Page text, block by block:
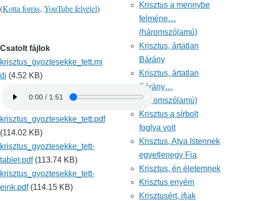
(Kotta forrás, YouTube felvétel)
Csatolt fájlok
krisztus_gyoztesekke_tett.mi
di (4.52 KB)
krisztus_gyoztesekke_tett.pdf
(114.02 KB)
krisztus_gyoztesekke_tett-
tablet.pdf (113.74 KB)
krisztus_gyoztesekke_tett-
eink.pdf (114.15 KB)
Krisztus a mennybe
felméne…
(háromszólamú)
Krisztus, ártatlan
Bárány
Krisztus, ártatlan
Bárány…
(háromszólamú)
Krisztus a sírbolt
foglya volt
Krisztus, Atya Istennek
egyetlenegy Fia
Krisztus, én életemnek
Krisztus enyém
Krisztusért, ifjak